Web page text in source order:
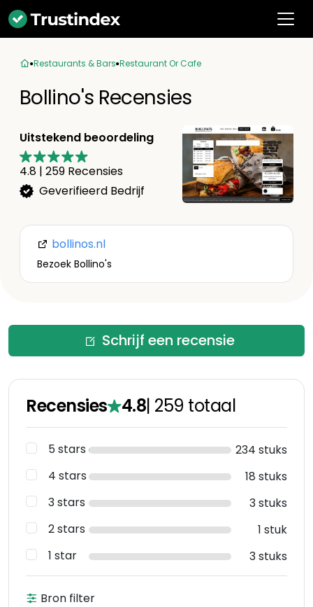
Restaurants & Bars Restaurant Or Cafe
Bollino's Recensies
Uitstekend beoordeling
4.8 | 259 Recensies
Geverifieerd Bedrijf
bollinos.nl
Bezoek Bollino's
Schrijf een recensie
Recensies 4.8| 259 totaal
5 stars
234 stuks
4 stars
18 stuks
3 stars
3 stuks
2 stars
1 stuk
1 star
3 stuks
Bron filter